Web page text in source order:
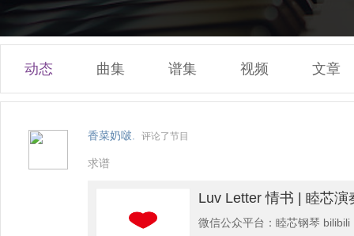
动态 曲集 谱集 视频 文章
香菜奶啵. 评论了节目
求谱
Luv Letter 情书 | 睦芯演
微信公众平台：睦芯钢琴 bilibili